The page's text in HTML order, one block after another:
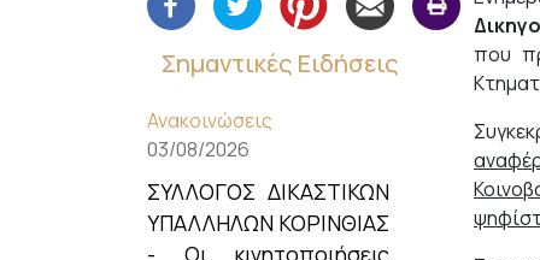
Σημαντικές Ειδήσεις
Ανακοινώσεις
03/08/2026
ΣΥΛΛΟΓΟΣ ΔΙΚΑΣΤΙΚΩΝ
ΥΠΑΛΛΗΛΩΝ ΚΟΡΙΝΘΙΑΣ
- Οι κινητοποιήσεις
που